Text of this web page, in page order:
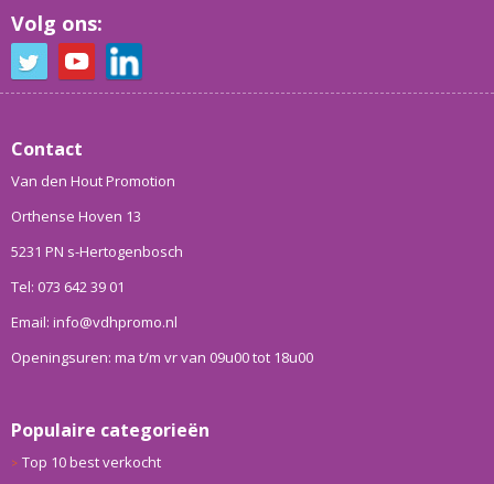
Volg ons:
Contact
Van den Hout Promotion
Orthense Hoven 13
5231 PN s-Hertogenbosch
Tel: 073 642 39 01
Email: info@vdhpromo.nl
Openingsuren: ma t/m vr van 09u00 tot 18u00
Populaire categorieën
Top 10 best verkocht